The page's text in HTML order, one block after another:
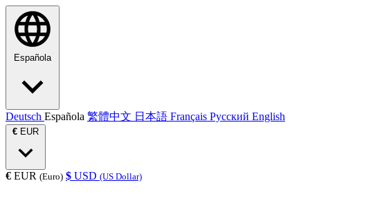
Española
Deutsch Española 繁體中文 日本語 Français Русский English
€ EUR
€ EUR (Euro) $ USD (US Dollar)